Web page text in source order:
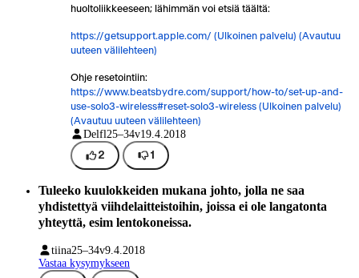
huoltoliikkeeseen; lähimmän voi etsiä täältä:
https://getsupport.apple.com/ (Ulkoinen palvelu) (Avautuu
uuteen välilehteen)
Ohje resetointiin:
https://www.beatsbydre.com/support/how-to/set-up-and-
use-solo3-wireless#reset-solo3-wireless (Ulkoinen palvelu)
(Avautuu uuteen välilehteen)
Delfl25–34v19.4.2018
2 1
Tuleeko kuulokkeiden mukana johto, jolla ne saa
yhdistettyä viihdelaitteistoihin, joissa ei ole langatonta
yhteyttä, esim lentokoneissa.
tiina25–34v9.4.2018
Vastaa kysymykseen